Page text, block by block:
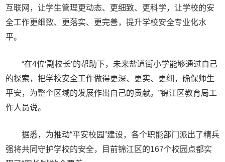
互联网，让学生管理更动态、更细致、更科学，让学校的安
全工作更细致、更落实、更完善，提升学校安全专业化水
平。
“在4位‘副校长’的帮助下，未来盐道街小学能够通过自己
的探索，把学校安全工作做得更深、更实、更细，确保师生
平安，为整个区域的发展作出自己的贡献。”锦江区教育局工
作人员说。
据悉，为推动“平安校园”建设，各个职能部门派出了精兵
强将共同守护学校的安全，目前锦江区的167个校园点都实